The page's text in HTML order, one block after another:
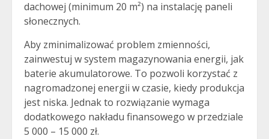
dachowej (minimum 20 m²) na instalację paneli
słonecznych.
Aby zminimalizować problem zmienności,
zainwestuj w system magazynowania energii, jak
baterie akumulatorowe. To pozwoli korzystać z
nagromadzonej energii w czasie, kiedy produkcja
jest niska. Jednak to rozwiązanie wymaga
dodatkowego nakładu finansowego w przedziale
5 000 – 15 000 zł.